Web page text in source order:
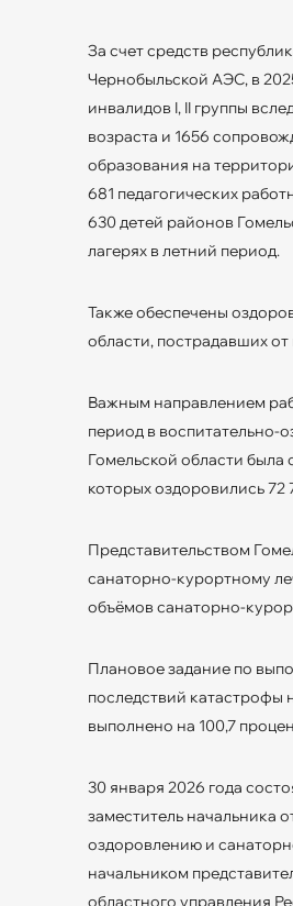
За счет средств
Чернобыльской АЭС, в
инвалидов I, II группы
возраста и 1656
образования на
681 педагогических
630 детей районов
лагерях в летний период.
Также обеспечены
области, пострадавших
Важным направлением
период в воспитательно-
Гомельской области была
которых оздоровились 72
Представительством
санаторно-курортному
объёмов санаторно-
Плановое задание по
последствий катастрофы
выполнено на 100,7
30 января 2026 года
заместитель начальника
оздоровлению и
начальником
областного управления